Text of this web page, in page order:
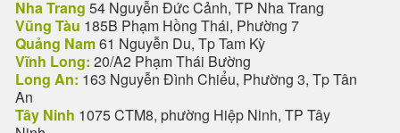
Nha Trang 54 Nguyễn Đức Cảnh, TP Nha Trang
Vũng Tàu 185B Phạm Hồng Thái, Phường 7
Quảng Nam61 Nguyễn Du, Tp Tam Kỳ
Vĩnh Long: 20/A2 Phạm Thái Bường
Long An: 163 Nguyễn Đình Chiểu, Phường 3, Tp Tân
An
Tây Ninh 1075 CTM8, phường Hiệp Ninh, TP Tây